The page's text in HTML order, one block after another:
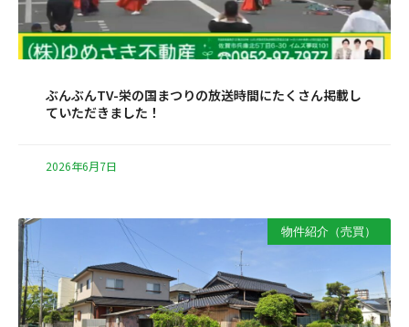
ぶんぶんTV-栄の国まつりの放送時間にたくさん掲載し
ていただきました！
2026年6月7日
物件紹介（売買）